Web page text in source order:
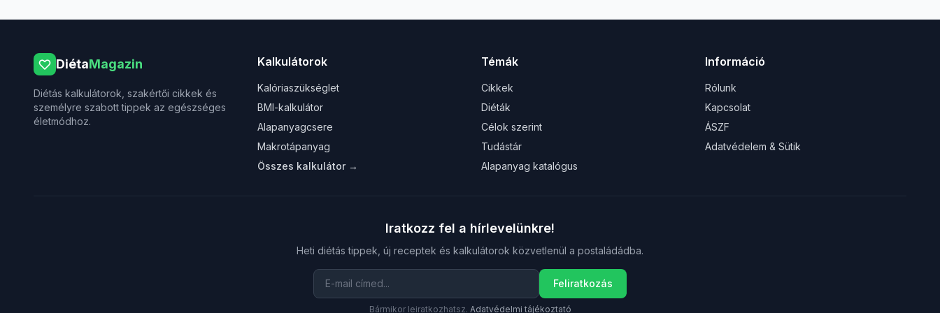
DiétaMagazin
Diétás kalkulátorok, szakértői cikkek és
személyre szabott tippek az egészséges
életmódhoz.
Kalkulátorok
Kalóriaszükséglet
BMI-kalkulátor
Alapanyagcsere
Makrotápanyag
Összes kalkulátor →
Témák
Cikkek
Diéták
Célok szerint
Tudástár
Alapanyag katalógus
Információ
Rólunk
Kapcsolat
ÁSZF
Adatvédelem & Sütik
Iratkozz fel a hírlevelünkre!
Heti diétás tippek, új receptek és kalkulátorok közvetlenül a postaládádba.
Feliratkozás
Bármikor leiratkozhatsz. Adatvédelmi tájékoztató